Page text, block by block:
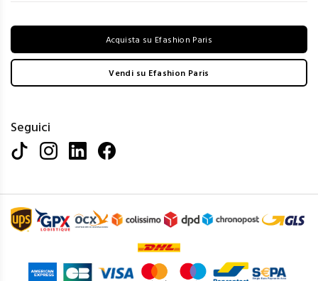
Acquista su Efashion Paris
Vendi su Efashion Paris
Seguici